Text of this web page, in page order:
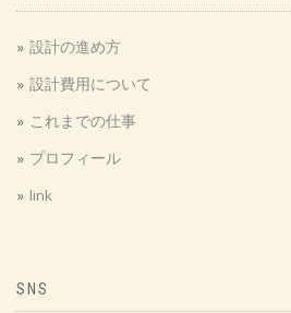
設計の進め方
設計費用について
これまでの仕事
プロフィール
link
SNS